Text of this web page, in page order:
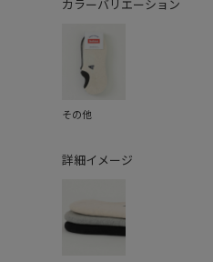
カラーバリエーション
その他
詳細イメージ